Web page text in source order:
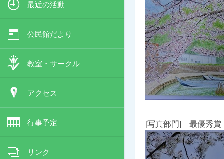
最近の活動
公民館だより
教室・サークル
アクセス
行事予定
リンク
[写真部門] 最優秀賞